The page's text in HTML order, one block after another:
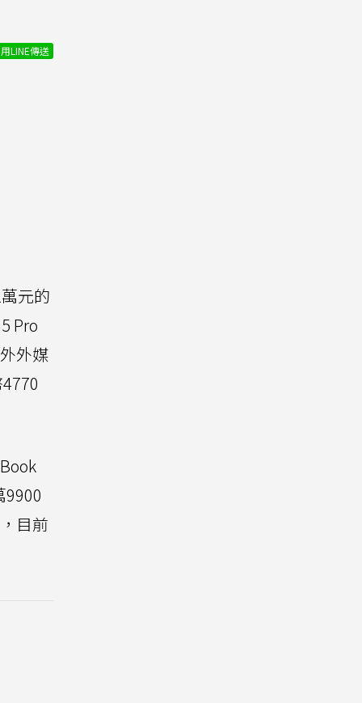
用LINE傳送
元的
Pro
外媒
目前